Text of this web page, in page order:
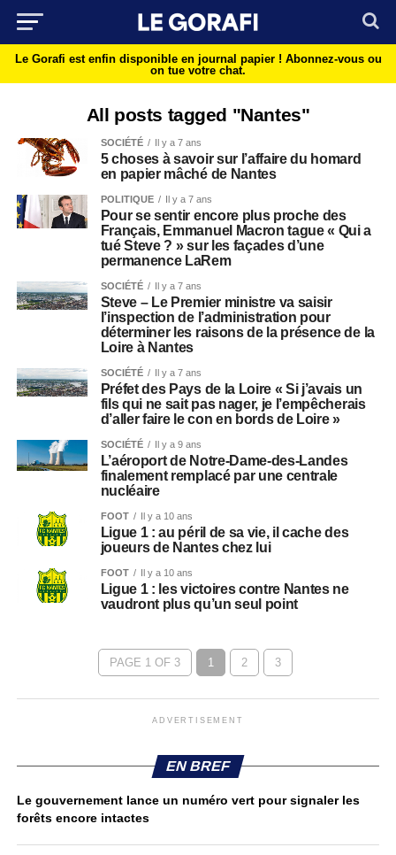
Le Gorafi est enfin disponible en journal papier ! Abonnez-vous ou
on tue votre chat.
All posts tagged "Nantes"
SOCIÉTÉ Il y a 7 ans
5 choses à savoir sur l’affaire du homard
en papier mâché de Nantes
POLITIQUE Il y a 7 ans
Pour se sentir encore plus proche des
Français, Emmanuel Macron tague « Qui a
tué Steve ? » sur les façades d’une
permanence LaRem
SOCIÉTÉ Il y a 7 ans
Steve – Le Premier ministre va saisir
l’inspection de l’administration pour
déterminer les raisons de la présence de la
Loire à Nantes
SOCIÉTÉ Il y a 7 ans
Préfet des Pays de la Loire « Si j’avais un
fils qui ne sait pas nager, je l’empêcherais
d’aller faire le con en bords de Loire »
SOCIÉTÉ Il y a 9 ans
L’aéroport de Notre-Dame-des-Landes
finalement remplacé par une centrale
nucléaire
FOOT Il y a 10 ans
Ligue 1 : au péril de sa vie, il cache des
joueurs de Nantes chez lui
FOOT Il y a 10 ans
Ligue 1 : les victoires contre Nantes ne
vaudront plus qu’un seul point
PAGE 1 OF 3 1 2 3
ADVERTISEMENT
EN BREF
Le gouvernement lance un numéro vert pour signaler les
forêts encore intactes